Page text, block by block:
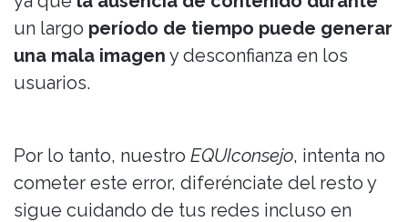
un largo período de tiempo puede generar
una mala imagen y desconfianza en los
usuarios.
Por lo tanto, nuestro EQUIconsejo, intenta no
cometer este error, diferénciate del resto y
sigue cuidando de tus redes incluso en